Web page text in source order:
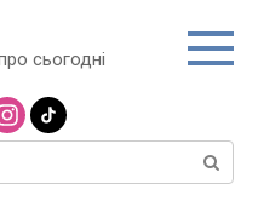
сьогодні